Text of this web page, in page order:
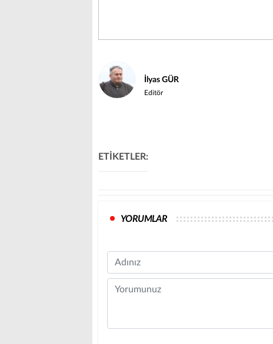
İlyas GÜR
Editör
ETİKETLER:
YORUMLAR
Name
Comment